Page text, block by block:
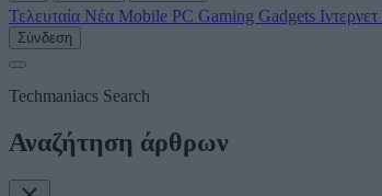
Τελευταία Νέα Mobile PC Gaming Gadgets Ιντερνετ
Σύνδεση
Techmaniacs Search
Αναζήτηση άρθρων